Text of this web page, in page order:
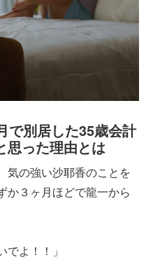
で別居した35歳会計
思った理由とは
気の強い沙耶香のことを
か３ヶ月ほどで龍一から
でよ！！」